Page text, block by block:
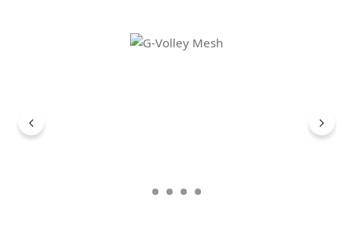
Bildergalerie überspringen